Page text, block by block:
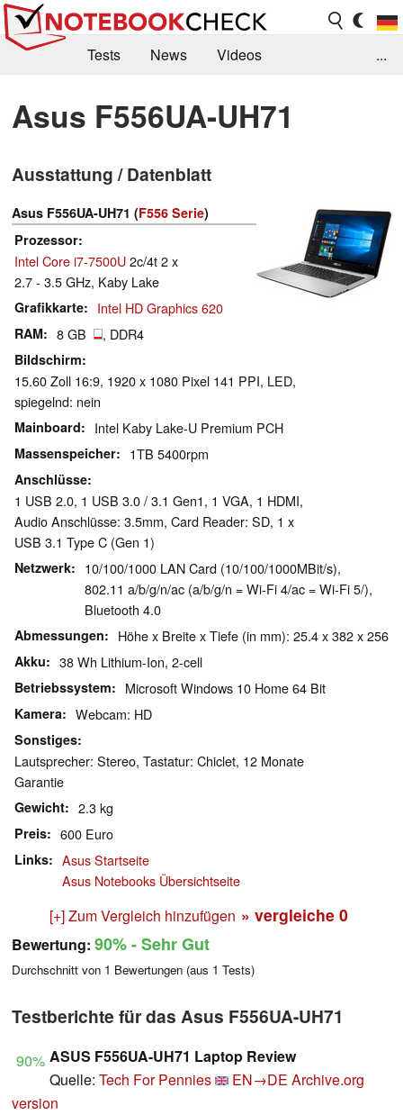
Tests News
Videos
Kaufberatung
Deals Suche
Jobs
Forum
...
Asus F556UA-UH71
Ausstattung / Datenblatt
Asus F556UA-UH71 (F556 Serie)
Prozessor
Intel Core i7-7500U2c/4t 2 x
2.7 - 3.5 GHz, Kaby Lake
Grafikkarte Intel HD Graphics 620
RAM 8 GB , DDR4
Bildschirm
15.60 Zoll 16:9, 1920 x 1080 Pixel 141 PPI, LED,
spiegelnd: nein
Mainboard Intel Kaby Lake-U Premium PCH
Massenspeicher 1TB 5400rpm
Anschlüsse
1 USB 2.0, 1 USB 3.0 / 3.1 Gen1, 1 VGA, 1 HDMI,
Audio Anschlüsse: 3.5mm, Card Reader: SD, 1 x
USB 3.1 Type C (Gen 1)
Netzwerk
10/100/1000 LAN Card (10/100/1000MBit/s),
802.11 a/b/g/n/ac (a/b/g/n = Wi-Fi 4/ac = Wi-Fi 5/),
Bluetooth 4.0
Abmessungen Höhe x Breite x Tiefe (in mm): 25.4 x 382 x 256
Akku 38 Wh Lithium-Ion, 2-cell
Betriebssystem Microsoft Windows 10 Home 64 Bit
Kamera Webcam: HD
Sonstiges
Lautsprecher: Stereo, Tastatur: Chiclet, 12 Monate
Garantie
Gewicht 2.3 kg
Preis 600 Euro
Links
Asus Startseite
Asus Notebooks Übersichtseite
[+] Zum Vergleich hinzufügen » vergleiche 0
Bewertung: 90%- Sehr Gut
Durchschnitt von 1 Bewertungen (aus 1 Tests)
Testberichte für das Asus F556UA-UH71
90% ASUS F556UA-UH71 Laptop Review
Quelle: Tech For Pennies EN→DE Archive.org
version